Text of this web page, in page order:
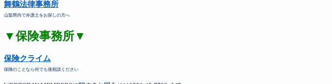
舞鶴法律事務所
山梨県内で弁護士をお探しの方へ
▼保険事務所▼
保険クライム
保険のことなら何でも後相談ください